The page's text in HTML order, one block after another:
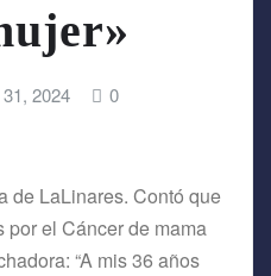
2024 0
de LaLinares. Contó que
el Cáncer de mama
“A mis 36 años